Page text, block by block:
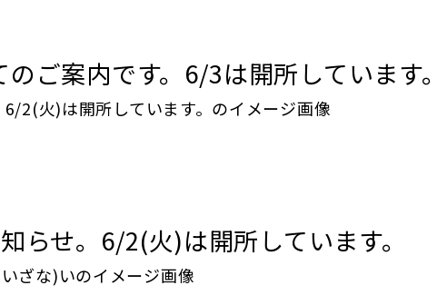
ご案内です。6/3は開所しています。
らせ。6/2(火)は開所しています。